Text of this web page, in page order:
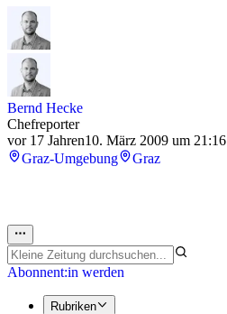
Bernd Hecke
Chefreporter
vor 17 Jahren10. März 2009 um 21:16
Graz-Umgebung
Graz
Abonnent:in werden
Rubriken